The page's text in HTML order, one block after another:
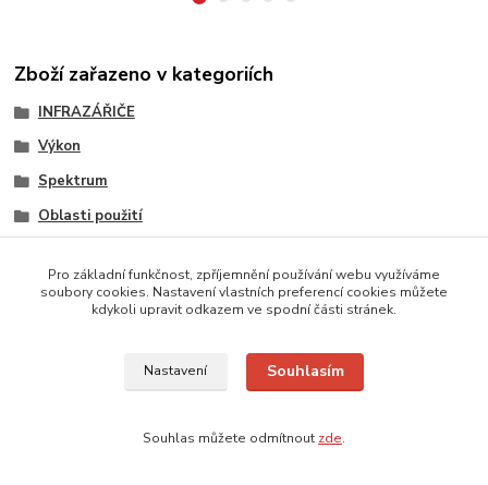
Zboží zařazeno v kategoriích
INFRAZÁŘIČE
Výkon
Spektrum
Oblasti použití
Elektřina / plyn / nafta
Pro základní funkčnost, zpříjemnění používání webu využíváme
soubory cookies. Nastavení vlastních preferencí cookies můžete
kdykoli upravit odkazem ve spodní části stránek.
Nastavení Souhlasím
Souhlas můžete odmítnout zde.